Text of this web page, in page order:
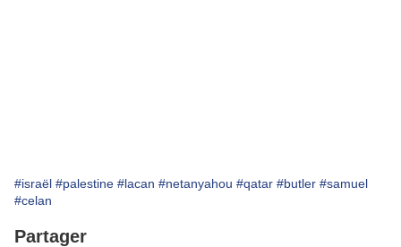
#israël #palestine #lacan #netanyahou #qatar #butler #samuel
#celan
Partager